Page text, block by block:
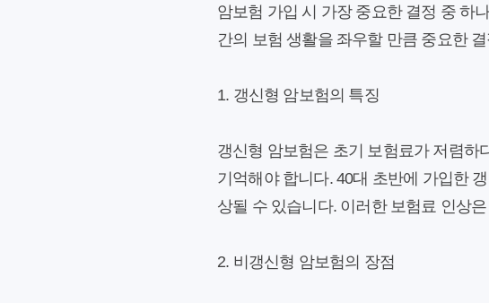
암보험 가입 시 가장 중요한 결정 중 하
간의 보험 생활을 좌우할 만큼 중요한
1. 갱신형 암보험의 특징
갱신형 암보험은 초기 보험료가 저렴하
기억해야 합니다. 40대 초반에 가입한
상될 수 있습니다. 이러한 보험료 인상
2. 비갱신형 암보험의 장점